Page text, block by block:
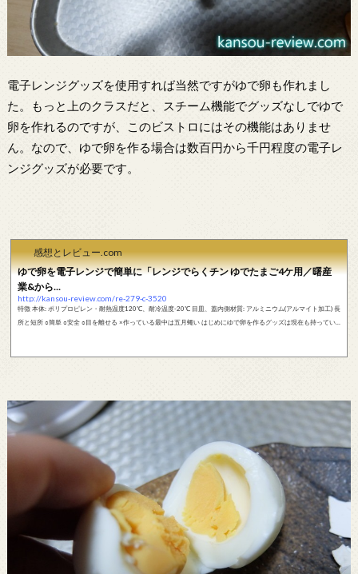
電子レンジグッズを使用すれば当然ですがゆで卵も作れまし
た。もっと上のクラスだと、スチーム機能でグッズなしでゆで
卵を作れるのですが、このビストロにはその機能はありませ
ん。なので、ゆで卵を作る場合は数百円から千円程度の電子レ
ンジグッズが必要です。
感想とレビュー.com
ゆで卵を電子レンジで簡単に「レンジでらくチン ゆでたまご4ケ用／曙産
業&から...
http://kansou-review.com/re-279-c-3520
特徴 本体: ポリプロピレン・耐熱温度120℃、耐冷温度-20℃ 目皿、蓋内側材質: アルミニウム(アルマイト加工) 長
所と短所 ○簡単 ○安全 ○目を離せる ×作っている最中は五月蠅い はじめにゆで卵を作るグッズは現在も持ってい